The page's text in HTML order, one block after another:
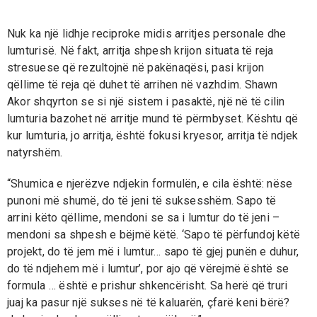
Nuk ka një lidhje reciproke midis arritjes personale dhe
lumturisë. Në fakt, arritja shpesh krijon situata të reja
stresuese që rezultojnë në pakënaqësi, pasi krijon
qëllime të reja që duhet të arrihen në vazhdim. Shawn
Akor shqyrton se si një sistem i pasaktë, një në të cilin
lumturia bazohet në arritje mund të përmbyset. Kështu që
kur lumturia, jo arritja, është fokusi kryesor, arritja të ndjek
natyrshëm.
“Shumica e njerëzve ndjekin formulën, e cila është: nëse
punoni më shumë, do të jeni të suksesshëm. Sapo të
arrini këto qëllime, mendoni se sa i lumtur do të jeni –
mendoni sa shpesh e bëjmë këtë. ‘Sapo të përfundoj këtë
projekt, do të jem më i lumtur… sapo të gjej punën e duhur,
do të ndjehem më i lumtur’, por ajo që vërejmë është se
formula … është e prishur shkencërisht. Sa herë që truri
juaj ka pasur një sukses në të kaluarën, çfarë keni bërë?